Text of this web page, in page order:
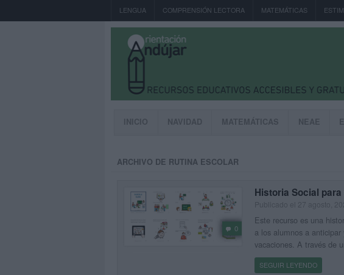
LENGUA COMPRENSIÓN LECTORA MATEMÁTICAS
INICIO NAVIDAD MATEMÁTICAS NEAE
ARCHIVO DE RUTINA ESCOLAR
0
Historia Social
Este recurso es una
a los alumnos a
vacaciones. A través de
SEGUIR LEYENDO